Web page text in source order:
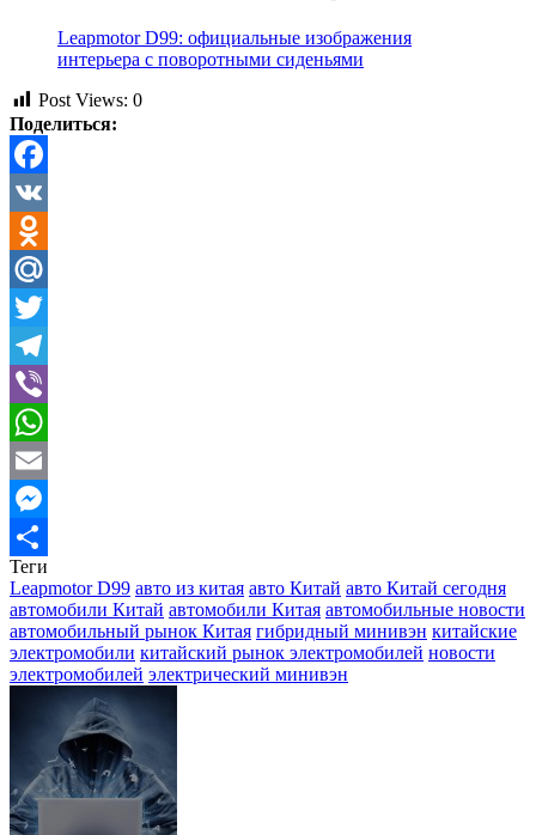
Leapmotor D99: официальные изображения
интерьера с поворотными сиденьями
Post Views: 0
Поделиться:
Facebook
VK
Odnoklassniki
Mail.Ru
Twitter
Telegram
Viber
WhatsApp
Email
Messenger
Отправить
Теги
Leapmotor D99 авто из китая авто Китай авто Китай сегодня
автомобили Китай автомобили Китая автомобильные новости
автомобильный рынок Китая гибридный минивэн китайские
электромобили китайский рынок электромобилей новости
электромобилей электрический минивэн